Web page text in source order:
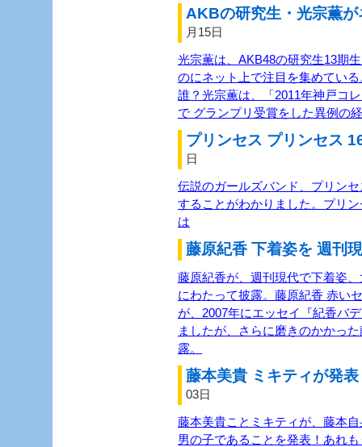
AKBの研究生・光宗薫
月15日
光宗薫は、AKB48の研究生13期
のにネット上で注目を集めてい
誰？光宗薫は、「2011年神戸コ
で グランプリ受賞をした異例の
プリンセス プリンセス
日
伝説のガールズバンド、プリン
することがわかりました。プリ
は
藤原紀香 下着姿を 週刊
藤原紀香が、週刊現代で下着姿
にわたって披露。藤原紀香 赤い
が、2007年にエッセイ『紀香バ
ましたが、さらに磨きのかかっ
露。
藤本美貴 ミキティが発
03日
藤本美貴ことミキティが、藤本
男の子であることを発表！あれ